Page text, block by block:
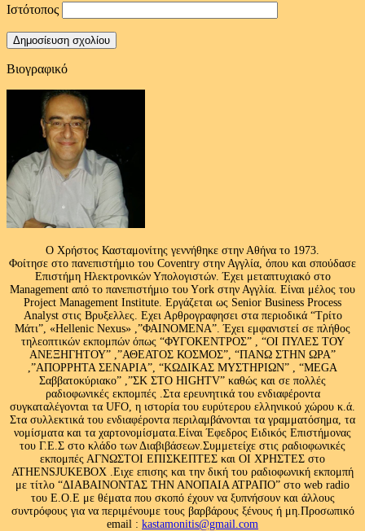
Ιστότοπος
Βιογραφικό
Ο Χρήστος Κασταμονίτης γεννήθηκε στην Αθήνα το 1973.
Φοίτησε στο πανεπιστήμιο του Coventry στην Αγγλία, όπου και σπούδασε
Επιστήμη Ηλεκτρονικών Υπολογιστών. Έχει μεταπτυχιακό στο
Management από το πανεπιστήμιο του Υork στην Αγγλία. Είναι μέλος του
Project Management Institute. Εργάζεται ως Senior Business Process
Analyst στις Βρυξελλες. Εχει Αρθρογραφησει στα περιοδικά “Τρίτο
Μάτι”, «Hellenic Nexus» ,”ΦΑΙΝΟΜΕΝΑ”. Έχει εμφανιστεί σε πλήθος
τηλεοπτικών εκπομπών όπως “ΦΥΓΟΚΕΝΤΡΟΣ” , “ΟΙ ΠΥΛΕΣ ΤΟΥ
ΑΝΕΞΗΓΗΤΟΥ” ,”ΑΘΕΑΤΟΣ ΚΟΣΜΟΣ”, “ΠΑΝΩ ΣΤΗΝ ΩΡΑ”
,”ΑΠΟΡΡΗΤΑ ΣΕΝΑΡΙΑ”, “ΚΩΔΙΚΑΣ ΜΥΣΤΗΡΙΩΝ” , “MEGA
Σαββατοκύριακο” ,”ΣΚ ΣΤΟ HIGHTV” καθώς και σε πολλές
ραδιοφωνικές εκπομπές .Στα ερευνητικά του ενδιαφέροντα
συγκαταλέγονται τα UFO, η ιστορία του ευρύτερου ελληνικού χώρου κ.ά.
Στα συλλεκτικά του ενδιαφέροντα περιλαμβάνονται τα γραμματόσημα, τα
νομίσματα και τα χαρτονομίσματα.Είναι Έφεδρος Ειδικός Επιστήμονας
του Γ.Ε.Σ στο κλάδο των Διαβιβάσεων.Συμμετείχε στις ραδιοφωνικές
εκπομπές ΑΓΝΩΣΤΟΙ ΕΠΙΣΚΕΠΤΕΣ και ΟΙ ΧΡΗΣΤΕΣ στο
ATHENSJUKEBOX .Ειχε επισης και την δική του ραδιοφωνική εκπομπή
με τίτλο “ΔΙΑΒΑΙΝΟΝΤΑΣ ΤΗΝ ΑΝΟΠΑΙΑ ΑΤΡΑΠΟ” στο web radio
του Ε.Ο.Ε με θέματα που σκοπό έχουν να ξυπνήσουν και άλλους
συντρόφους για να περιμένουμε τους βαρβάρους ξένους ή μη.Προσωπικό
email : kastamonitis@gmail.com